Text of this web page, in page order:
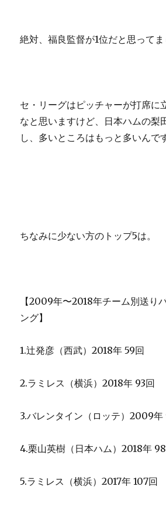
絶対、福良監督が1位だと思ってま
セ・リーグはピッチャーが打席に
なと思いますけど、日本ハムの梨
し、多いところはもっと多いんで
ちなみに少ない方のトップ5は。
【2009年〜2018年チーム別送り
ング】
1.辻発彦（西武）2018年 59回
2.ラミレス（横浜）2018年 93回
3.バレンタイン（ロッテ）2009年
4.栗山英樹（日本ハム）2018年
5.ラミレス（横浜）2017年 107回